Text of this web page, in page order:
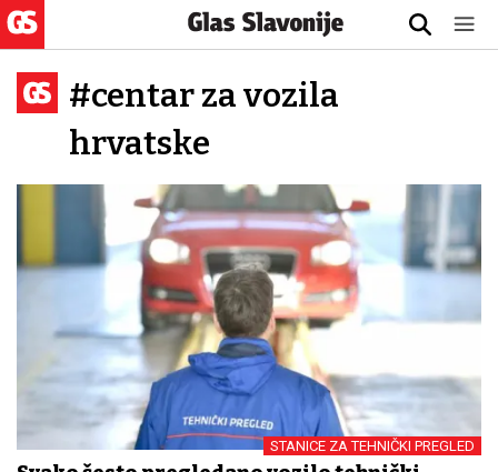
#centar za vozila
hrvatske
STANICE ZA TEHNIČKI PREGLED